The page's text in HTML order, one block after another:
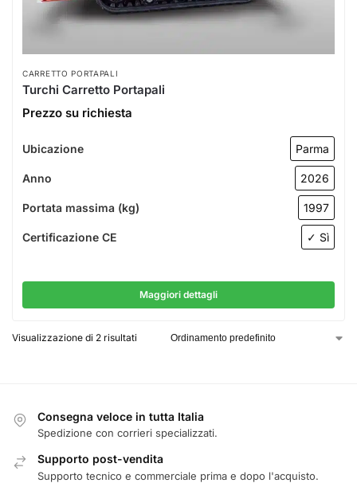
CARRETTO PORTAPALI
Turchi Carretto Portapali
Prezzo su richiesta
Ubicazione Parma
Anno 2026
Portata massima (kg) 1997
Certificazione CE ✓ Sì
Maggiori dettagli
Visualizzazione di 2 risultati
Consegna veloce in tutta Italia
Spedizione con corrieri specializzati.
Supporto post-vendita
Supporto tecnico e commerciale prima e dopo l'acquisto.